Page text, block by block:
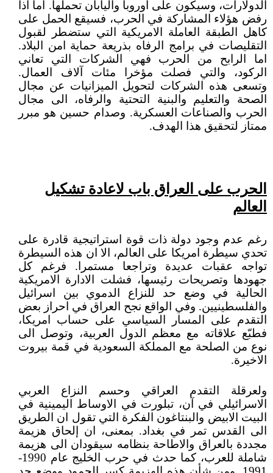
الدولارات، وسيكون على اوروبا واليابان تحملها. اما اذا
رفض هؤلاء المشاركة في الحرب، فسيقع الحمل على
كاهل الطبقة العاملة الامريكية التي ستضطر لقبول
التقليصات في برامج الرفاه بذريعة حماية امن البلاد.
اما الرابح من الحرب فهي الشركات التي تعاني
الركود، والتي فصلت مؤخرا مئات آلاف العمال.
وتسعى هذه الشركات لتحويل الميزانيات عن مجال
الصحة والتعليم والبنية التحتية والرفاه، الى مجال
الحرب والصناعات العسكرية. وصدام حسين هو مبرر
ممتاز لتحقيق هذا الهدف.
الحرب على العراق باب لاعادة تشكيل
العالم
رغم عدم وجود دولة ذات قوة استراتيجية قادرة على
تحدي سيطرة امريكا على العالم، الا ان هذه السيطرة
تواجه عقبات عديدة وتراجعا مستمرا. فرغم كل
جهودها وتصريحات رئيسها، فشلت الادارة الامريكية
الحالية في وضع حد للنزاع الدموي بين اسرائيل
والفلسطينيين. وفي الواقع نجح العراق في احراز بعض
التقدم على المسار السياسي على حساب امريكا،
فطبّع علاقاته مع معظم الدول العربية، وتوصل الى
نوع من الصلحة مع المملكة السعودية في قمة بيروت
الاخيرة.
ولعرقلة التقدم العراقي وحسم النزاع العربي
الاسرائيلي في آن، تبلورت في الاوساط اليمينية في
البيت الابيض والبنتاغون الفكرة التي تقول ان الطريق
الى القدس تمر في بغداد. بمعنى، ان إلحاق هزيمة
مجددة بالعراق والاطاحة بنظامه سيقودان الى هزيمة
شاملة للعرب، كما حدث في حرب الخليج عام 1990-